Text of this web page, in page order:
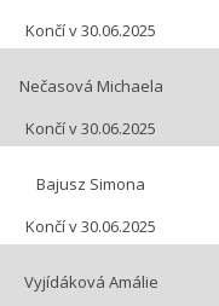
Končí v 30.06.2025
Nečasová Michaela
Končí v 30.06.2025
Bajusz Simona
Končí v 30.06.2025
Vyjídáková Amálie